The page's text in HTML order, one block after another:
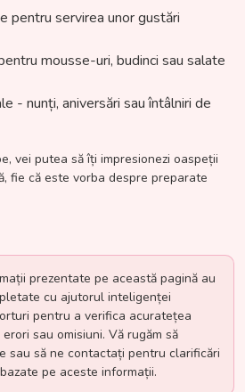
pentru servirea unor gustări
mousse-uri, budinci sau salate
- nunți, aniversări sau întâlniri de
vei putea să îți impresionezi oaspeții
fie că este vorba despre preparate
prezentate pe această pagină au
cu ajutorul inteligenței
pentru a verifica acuratețea
sau omisiuni. Vă rugăm să
sau să ne contactați pentru clarificări
pe aceste informații.